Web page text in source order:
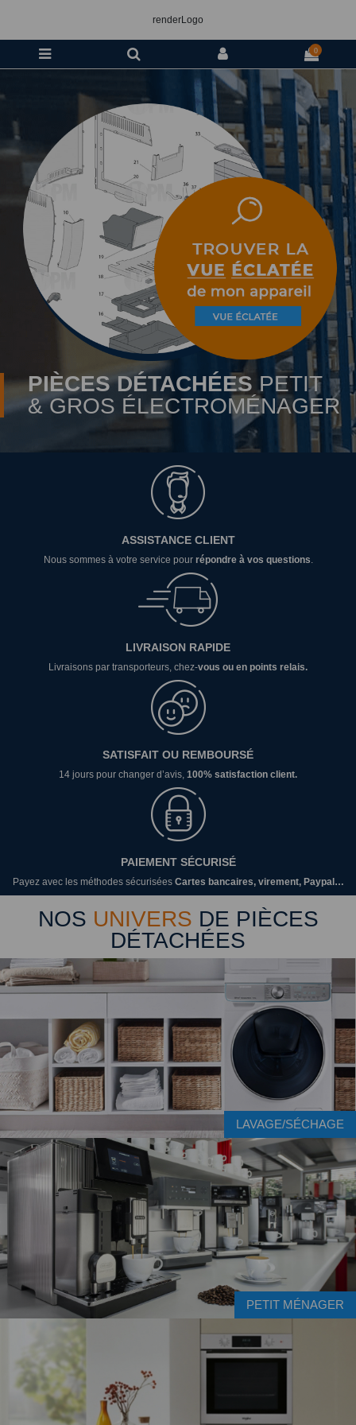
renderLogo
0
PIÈCES DÉTACHÉESPETIT
& GROS ÉLECTROMÉNAGER
ASSISTANCE CLIENT
Nous sommes à votre service pour répondre à vos questions.
LIVRAISON RAPIDE
Livraisons par transporteurs, chez-vous ou en points relais.
SATISFAIT OU REMBOURSÉ
14 jours pour changer d’avis, 100% satisfaction client.
PAIEMENT SÉCURISÉ
Payez avec les méthodes sécurisées Cartes bancaires, virement, Paypal…
NOS UNIVERS DE PIÈCES
DÉTACHÉES
LAVAGE/SÉCHAGE
PETIT MÉNAGER